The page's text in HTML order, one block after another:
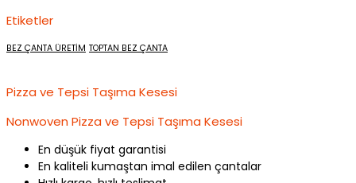
Etiketler
BEZ ÇANTA ÜRETİM TOPTAN BEZ ÇANTA
Pizza ve Tepsi Taşıma Kesesi
Nonwoven Pizza ve Tepsi Taşıma Kesesi
En düşük fiyat garantisi
En kaliteli kumaştan imal edilen çantalar